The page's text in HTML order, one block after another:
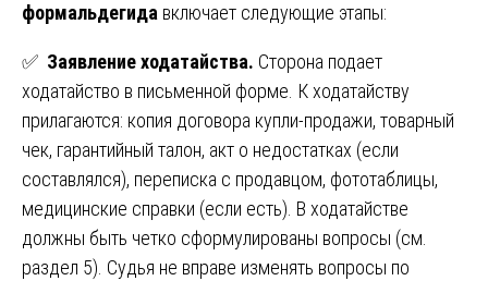
формальдегида включает следующие этапы:
✅ Заявление ходатайства. Сторона подает
ходатайство в письменной форме. К ходатайству
прилагаются: копия договора купли-продажи, товарный
чек, гарантийный талон, акт о недостатках (если
составлялся), переписка с продавцом, фототаблицы,
медицинские справки (если есть). В ходатайстве
должны быть четко сформулированы вопросы (см.
раздел 5). Судья не вправе изменять вопросы по